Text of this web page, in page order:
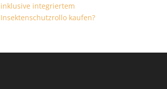
inklusive integriertem
Insektenschutzrollo kaufen?